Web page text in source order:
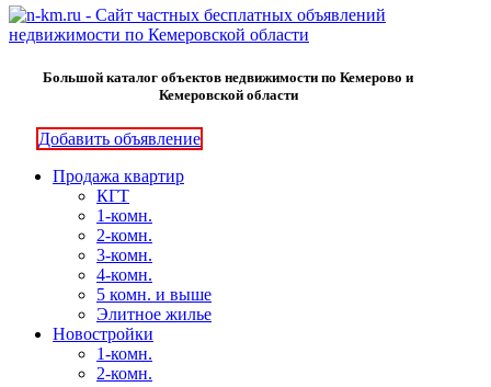
Большой каталог объектов недвижимости по Кемерово и
Кемеровской области
Добавить объявление
Продажа квартир
КГТ
1-комн.
2-комн.
3-комн.
4-комн.
5 комн. и выше
Элитное жилье
Новостройки
1-комн.
2-комн.